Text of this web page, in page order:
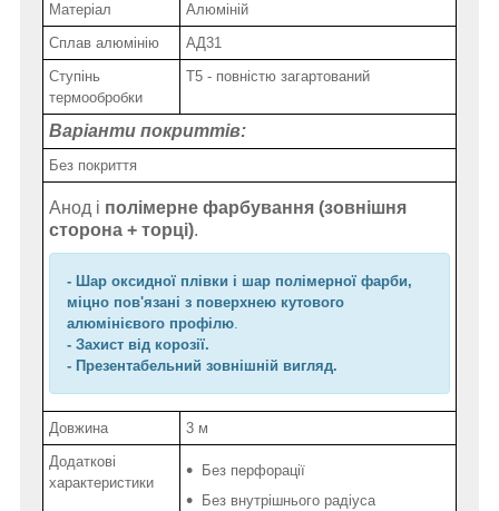
Матеріал
Алюміній
Сплав алюмінію
АД31
Ступінь
термообробки
Т5 - повністю загартований
Варіанти покриттів:
Без покриття
Анод і полімерне фарбування (зовнішня
сторона + торці).
- Шар оксидної плівки і шар полімерної фарби,
міцно пов'язані з поверхнею кутового
алюмінієвого профілю.
- Захист від корозії.
- Презентабельний зовнішній вигляд.
Довжина
3 м
Додаткові
характеристики
Без перфорації
Без внутрішнього радіуса